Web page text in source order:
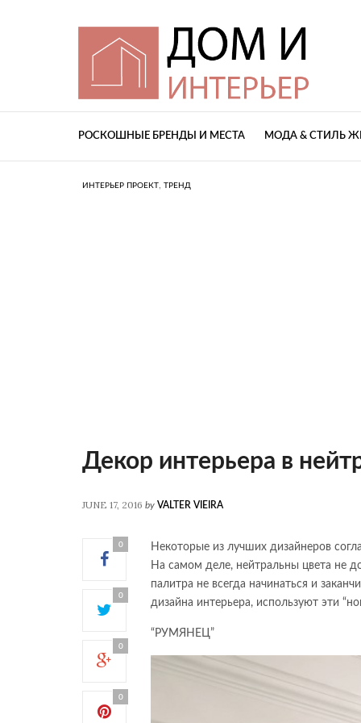
РОСКОШНЫЕ БРЕНДЫ И МЕСТА МОДА & СТИЛЬ
ИНТЕРЬЕР ПРОЕКТ, ТРЕНД
Декор интерьера в
JUNE 17, 2016 by VALTER VIEIRA
0
0
0
0
Некоторые из лучших дизайнеров
На самом деле, нейтральны цвета не
палитра не всегда начинаться и
дизайна интерьера, используют эти
“РУМЯНЕЦ”